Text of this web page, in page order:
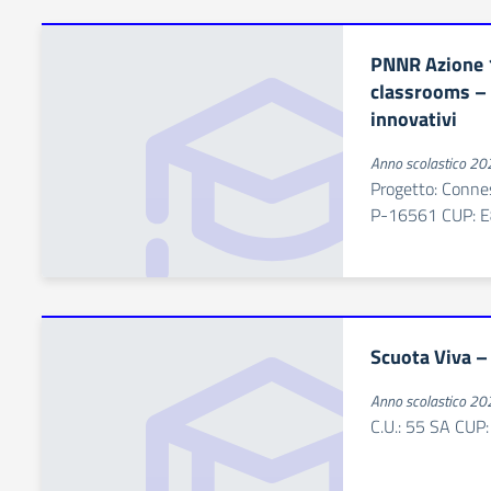
PNNR
classrooms
innovativi
Anno scolastico
Progetto:
P-16561 CUP:
Scuota Viva
Anno scolastico
C.U.: 55 SA